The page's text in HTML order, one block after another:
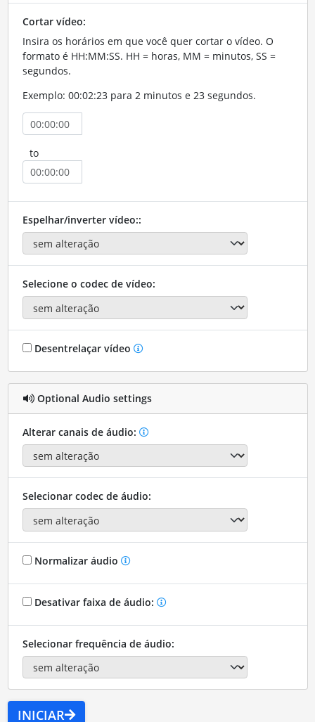
Cortar vídeo:
Insira os horários em que você quer cortar o vídeo. O
formato é HH:MM:SS. HH = horas, MM = minutos, SS =
segundos.
Exemplo: 00:02:23 para 2 minutos e 23 segundos.
to
Espelhar/inverter vídeo::
Selecione o codec de vídeo:
Desentrelaçar vídeo
Optional Audio settings
Alterar canais de áudio:
Selecionar codec de áudio:
Normalizar áudio
Desativar faixa de áudio:
Selecionar frequência de áudio:
INICIAR